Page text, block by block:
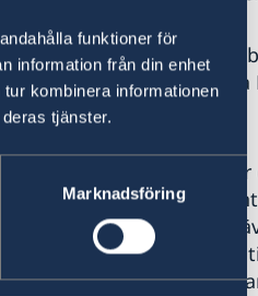
funktioner för
information från din enhet
kombinera informationen
tjänster.
Marknadsföring
att fokusera på
viktiga, säger Anna
vid ett seminarium när
och andra
Vid seminariet deltog
Polismyndigheten,
myndighet för nationell